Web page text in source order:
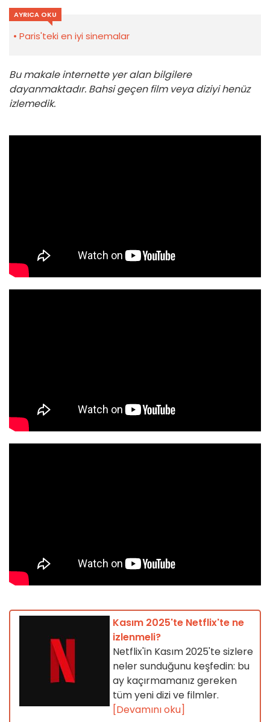
AYRICA OKU
Paris'teki en iyi sinemalar
Bu makale internette yer alan bilgilere
dayanmaktadır. Bahsi geçen film veya diziyi henüz
izlemedik.
Kasım 2025'te Netflix'te ne
izlenmeli?
Netflix'in Kasım 2025'te sizlere
neler sunduğunu keşfedin: bu
ay kaçırmamanız gereken
tüm yeni dizi ve filmler.
[Devamını oku]